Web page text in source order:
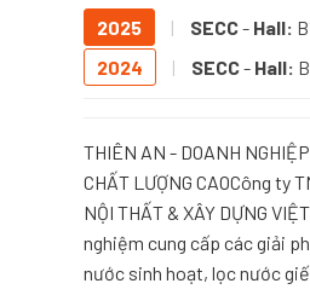
2025
| SECC- Hall:
2024
| SECC- Hall:
THIÊN AN - DOANH
CHẤT LƯỢNG CAOCông ty
NỘI THẤT & XÂY DỰNG
nghiệm cung cấp các giải
nước sinh hoạt, lọc nước